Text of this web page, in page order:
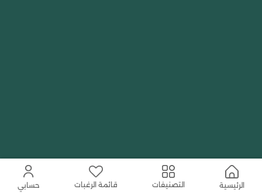
الرئيسية التصنيفات قائمة الرغبات حسابي الأفضل مبيعًا